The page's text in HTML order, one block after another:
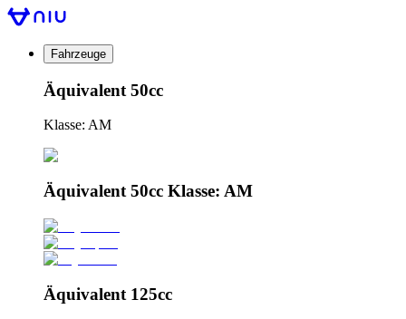
Fahrzeuge
Äquivalent 50cc
Klasse: AM
Äquivalent 50cc Klasse: AM
Äquivalent 125cc